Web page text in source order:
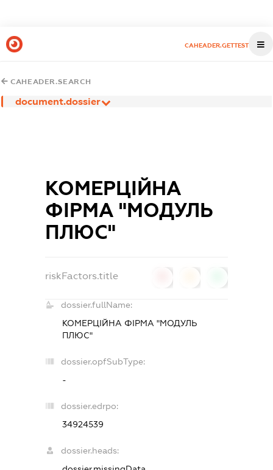
CAHEADER.GETTEST
CAHEADER.SEARCH
document.dossier
КОМЕРЦІЙНА
ФІРМА "МОДУЛЬ
ПЛЮС"
riskFactors.title
dossier.fullName:
КОМЕРЦІЙНА ФІРМА "МОДУЛЬ
ПЛЮС"
dossier.opfSubType:
-
dossier.edrpo:
34924539
dossier.heads: